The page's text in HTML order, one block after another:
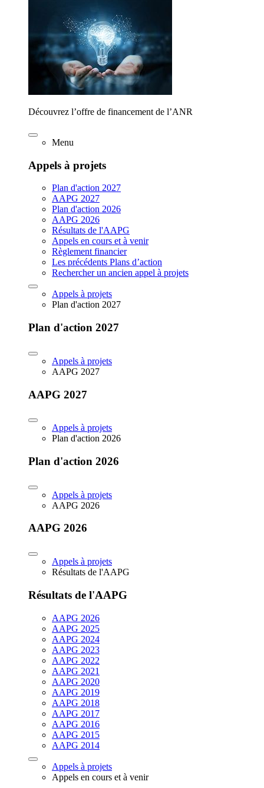
Découvrez l’offre de financement de l’ANR
Menu
Appels à projets
Plan d'action 2027
AAPG 2027
Plan d'action 2026
AAPG 2026
Résultats de l'AAPG
Appels en cours et à venir
Règlement financier
Les précédents Plans d’action
Rechercher un ancien appel à projets
Appels à projets
Plan d'action 2027
Plan d'action 2027
Appels à projets
AAPG 2027
AAPG 2027
Appels à projets
Plan d'action 2026
Plan d'action 2026
Appels à projets
AAPG 2026
AAPG 2026
Appels à projets
Résultats de l'AAPG
Résultats de l'AAPG
AAPG 2026
AAPG 2025
AAPG 2024
AAPG 2023
AAPG 2022
AAPG 2021
AAPG 2020
AAPG 2019
AAPG 2018
AAPG 2017
AAPG 2016
AAPG 2015
AAPG 2014
Appels à projets
Appels en cours et à venir